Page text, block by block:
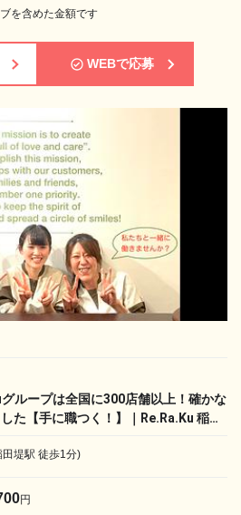
を含めた金額です
WEBで応募
グループは全国に300店舗以上！確かな
た【手に職つく！】｜Re.Ra.Ku 稲田
堤駅 徒歩1分)
円